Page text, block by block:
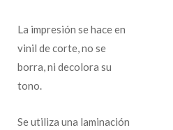
La impresión se hace en
vinil de corte, no se
borra, ni decolora su
tono.
Se utiliza una laminación